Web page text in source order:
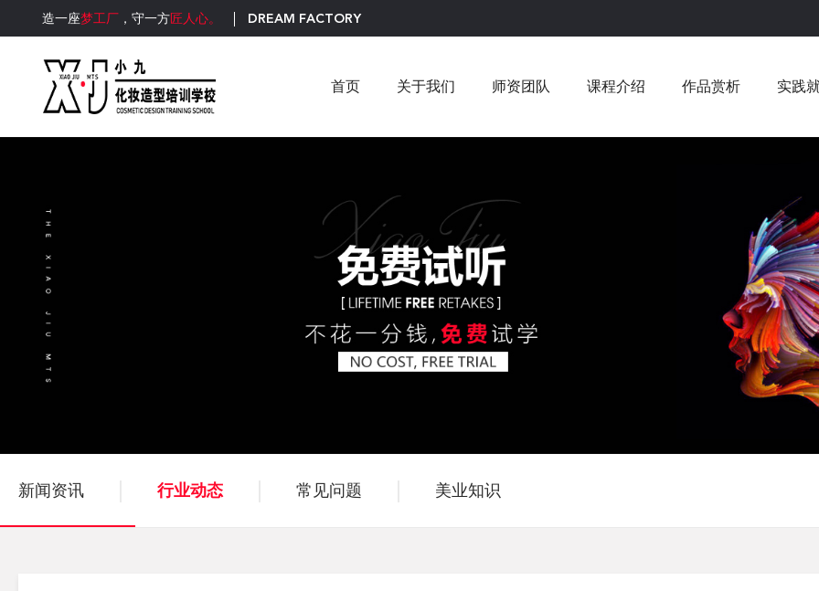
造一座梦工厂 ，守一方匠人心。 DREAM FACTORY
首页 关于我们 师资团队 课程介绍 作品赏析 实践
新闻资讯 行业动态 常见问题 美业知识